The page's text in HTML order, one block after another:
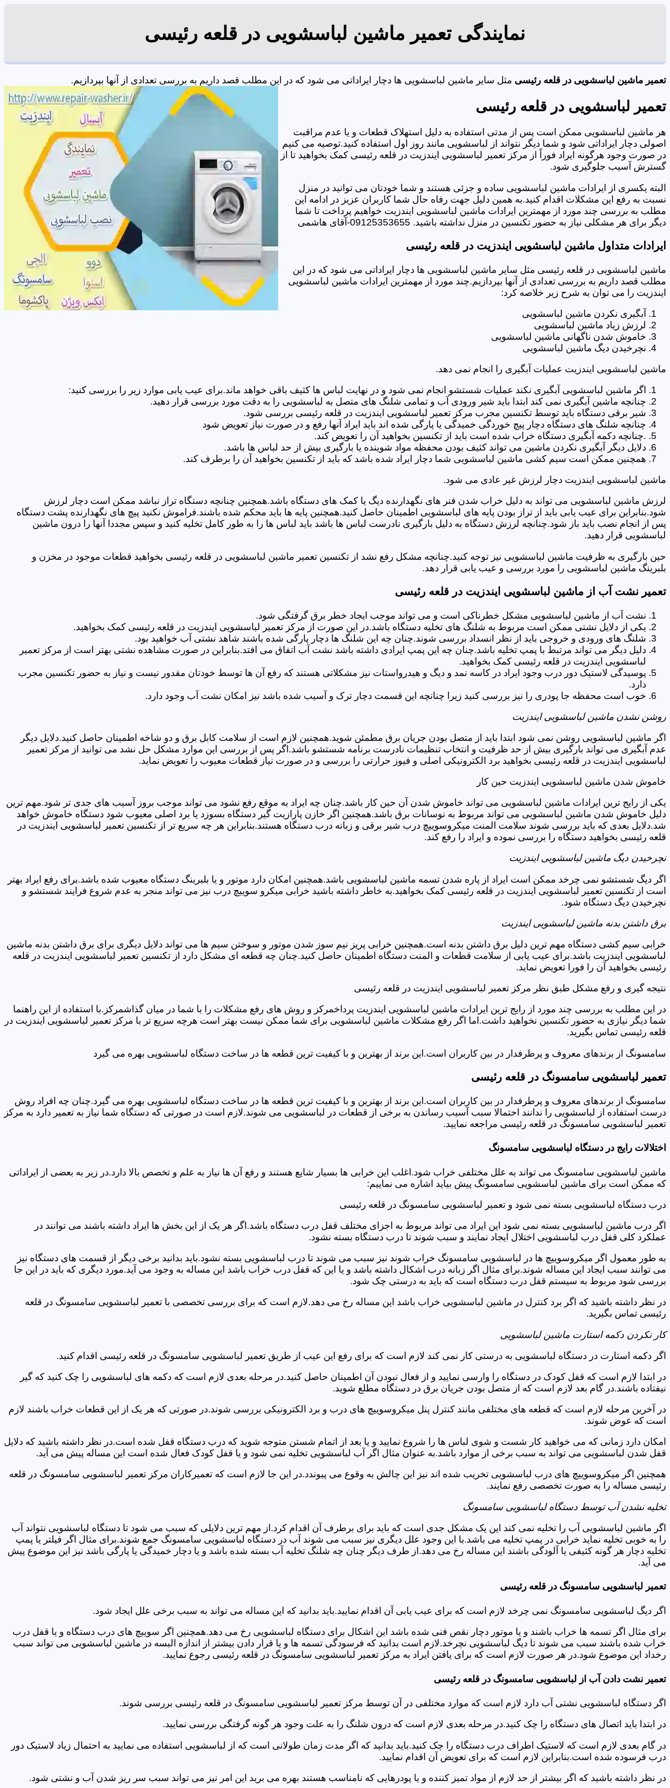
نمایندگی تعمیر ماشین لباسشویی در قلعه رئیسی
تعمیر ماشین لباسشویی در قلعه رئیسی مثل سایر ماشین لباسشویی ها دچار ایراداتی می شود که در این مطلب قصد داریم به بررسی تعدادی از آنها بپردازیم.
تعمیر لباسشویی در قلعه رئیسی
هر ماشین لباسشویی ممکن است پس از مدتی استفاده به دلیل استهلاک قطعات و یا عدم مراقبت
اصولی دچار ایراداتی شود و شما دیگر نتواند از لباسشویی مانند روز اول استفاده کنید.توصیه می کنیم
در صورت وجود هرگونه ایراد فوراً از مرکز تعمیر لباسشویی ایندزیت در قلعه رئیسی کمک بخواهید تا از
گسترش آسیب جلوگیری شود.
البته یکسری از ایرادات ماشین لباسشویی ساده و جزئی هستند و شما خودتان می توانید در منزل
نسبت به رفع این مشکلات اقدام کنید.به همین دلیل جهت رفاه حال شما کاربران عزیز در ادامه این
مطلب به بررسی چند مورد از مهمترین ایرادات ماشین لباسشویی ایندزیت خواهیم پرداخت تا شما
دیگر برای هر مشکلی نیاز به حضور تکنسین در منزل نداشته باشید. 09125353655-آقای هاشمی
ایرادات متداول ماشین لباسشویی ایندزیت در قلعه رئیسی
ماشین لباسشویی در قلعه رئیسی مثل سایر ماشین لباسشویی ها دچار ایراداتی می شود که در این
مطلب قصد داریم به بررسی تعدادی از آنها بپردازیم.چند مورد از مهمترین ایرادات ماشین لباسشویی
ایندزیت را می توان به شرح زیر خلاصه کرد:
آبگیری نکردن ماشین لباسشویی
لرزش زیاد ماشین لباسشویی
خاموش شدن ناگهانی ماشین لباسشویی
نچرخیدن دیگ ماشین لباسشویی
ماشین لباسشویی ایندزیت عملیات آبگیری را انجام نمی دهد.
اگر ماشین لباسشویی آبگیری نکند عملیات شستشو انجام نمی شود و در نهایت لباس ها کثیف باقی خواهد ماند.برای عیب یابی موارد زیر را بررسی کنید:
چنانچه ماشین آبگیری نمی کند ابتدا باید شیر ورودی آب و تمامی شلنگ های متصل به لباسشویی را به دقت مورد بررسی قرار دهید.
شیر برقی دستگاه باید توسط تکنسین مجرب مرکز تعمیر لباسشویی ایندزیت در قلعه رئیسی بررسی شود.
چنانچه شلنگ های دستگاه دچار پیچ خوردگی خمیدگی یا پارگی شده اند باید ایراد آنها رفع و در صورت نیاز تعویض شود
.چنانچه دکمه آبگیری دستگاه خراب شده است باید از تکنسین بخواهید آن را تعویض کند.
دلایل دیگر آبگیری نکردن ماشین می تواند کثیف بودن محفظه مواد شوینده یا بارگیری بیش از حد لباس ها باشد.
همچنین ممکن است سیم کشی ماشین لباسشویی شما دچار ایراد شده باشد که باید از تکنسین بخواهید آن را برطرف کند.
ماشین لباسشویی ایندزیت دچار لرزش غیر عادی می شود.
لرزش ماشین لباسشویی می تواند به دلیل خراب شدن فنر های نگهدارنده دیگ یا کمک های دستگاه باشد.همچنین چنانچه دستگاه تراز نباشد ممکن است دچار لرزش
شود.بنابراین برای عیب یابی باید از تراز بودن پایه های لباسشویی اطمینان حاصل کنید.همچنین پایه ها باید محکم شده باشند.فراموش نکنید پیچ های نگهدارنده پشت دستگاه
پس از انجام نصب باید باز شود.چنانچه لرزش دستگاه به دلیل بارگیری نادرست لباس ها باشد باید لباس ها را به طور کامل تخلیه کنید و سپس مجددا آنها را درون ماشین
لباسشویی قرار دهید.
حین بارگیری به ظرفیت ماشین لباسشویی نیز توجه کنید.چنانچه مشکل رفع نشد از تکنسین تعمیر ماشین لباسشویی در قلعه رئیسی بخواهید قطعات موجود در مخزن و
بلبرینگ ماشین لباسشویی را مورد بررسی و عیب یابی قرار دهد.
تعمیر نشت آب از ماشین لباسشویی ایندزیت در قلعه رئیسی
نشت آب از ماشین لباسشویی مشکل خطرناکی است و می تواند موجب ایجاد خطر برق گرفتگی شود.
یکی از دلایل نشتی ممکن است مربوط به شلنگ های تخلیه دستگاه باشد.در این صورت از مرکز تعمیر لباسشویی ایندزیت در قلعه رئیسی کمک بخواهید.
شلنگ های ورودی و خروجی باید از نظر انسداد بررسی شوند.چنان چه این شلنگ ها دچار پارگی شده باشند شاهد نشتی آب خواهید بود.
دلیل دیگر می تواند مرتبط با پمپ تخلیه باشد.چنان چه این پمپ ایرادی داشته باشد نشت آب اتفاق می افتد.بنابراین در صورت مشاهده نشتی بهتر است از مرکز تعمیر
لباسشویی ایندزیت در قلعه رئیسی کمک بخواهید.
پوسیدگی لاستیک دور درب وجود ایراد در کاسه نمد و دیگ و هیدرواستات نیز مشکلاتی هستند که رفع آن ها توسط خودتان مقدور نیست و نیاز به حضور تکنسین مجرب
دارد.
خوب است محفظه جا پودری را نیز بررسی کنید زیرا چنانچه این قسمت دچار ترک و آسیب شده باشد نیز امکان نشت آب وجود دارد.
روشن نشدن ماشین لباسشویی ایندزیت
اگر ماشین لباسشویی روشن نمی شود ابتدا باید از متصل بودن جریان برق مطمئن شوید.همچنین لازم است از سلامت کابل برق و دو شاخه اطمینان حاصل کنید.دلایل دیگر
عدم آبگیری می تواند بارگیری بیش از حد ظرفیت و انتخاب تنظیمات نادرست برنامه شستشو باشد.اگر پس از بررسی این موارد مشکل حل نشد می توانید از مرکز تعمیر
لباسشویی ایندزیت در قلعه رئیسی بخواهید برد الکترونیکی اصلی و فیوز حرارتی را بررسی و در صورت نیاز قطعات معیوب را تعویض نماید.
خاموش شدن ماشین لباسشویی ایندزیت حین کار
یکی از رایج ترین ایرادات ماشین لباسشویی می تواند خاموش شدن آن حین کار باشد.چنان چه ایراد به موقع رفع نشود می تواند موجب بروز آسیب های جدی تر شود.مهم ترین
دلیل خاموش شدن ماشین لباسشویی می تواند مربوط به نوسانات برق باشد.همچنین اگر خازن پارازیت گیر دستگاه بسوزد یا برد اصلی معیوب شود دستگاه خاموش خواهد
شد.دلایل بعدی که باید بررسی شوند سلامت المنت میکروسوییچ درب شیر برقی و زبانه درب دستگاه هستند.بنابراین هر چه سریع تر از تکنسین تعمیر لباسشویی ایندزیت در
قلعه رئیسی بخواهید دستگاه را بررسی نموده و ایراد را رفع کند.
نچرخیدن دیگ ماشین لباسشویی ایندزیت
اگر دیگ شستشو نمی چرخد ممکن است ایراد از پاره شدن تسمه ماشین لباسشویی باشد.همچنین امکان دارد موتور و یا بلبرینگ دستگاه معیوب شده باشد.برای رفع ایراد بهتر
است از تکنسین تعمیر لباسشویی ایندزیت در قلعه رئیسی کمک بخواهید.به خاطر داشته باشید خرابی میکرو سوییچ درب نیز می تواند منجر به عدم شروع فرایند شستشو و
نچرخیدن دیگ دستگاه شود.
برق داشتن بدنه ماشین لباسشویی ایندزیت
خرابی سیم کشی دستگاه مهم ترین دلیل برق داشتن بدنه است.همچنین خرابی پریز نیم سوز شدن موتور و سوختن سیم ها می تواند دلایل دیگری برای برق داشتن بدنه ماشین
لباسشویی ایندزیت باشد.برای عیب یابی از سلامت قطعات و المنت دستگاه اطمینان حاصل کنید.چنان چه قطعه ای مشکل دارد از تکنسین تعمیر لباسشویی ایندزیت در قلعه
رئیسی بخواهید آن را فورا تعویض نماید.
نتیجه گیری و رفع مشکل طبق نظر مرکز تعمیر لباسشویی ایندزیت در قلعه رئیسی
در این مطلب به بررسی چند مورد از رایج ترین ایرادات ماشین لباسشویی ایندزیت پرداخمرکز و روش های رفع مشکلات را با شما در میان گذاشمرکز.با استفاده از این راهنما
شما دیگر نیازی به حضور تکنسین نخواهید داشت.اما اگر رفع مشکلات ماشین لباسشویی برای شما ممکن نیست بهتر است هرچه سریع تر با مرکز تعمیر لباسشویی ایندزیت در
قلعه رئیسی تماس بگیرید.
سامسونگ از برندهای معروف و پرطرفدار در بین کاربران است.این برند از بهترین و با کیفیت ترین قطعه ها در ساخت دستگاه لباسشویی بهره می گیرد
تعمیر لباسشویی سامسونگ در قلعه رئیسی
سامسونگ از برندهای معروف و پرطرفدار در بین کاربران است.این برند از بهترین و با کیفیت ترین قطعه ها در ساخت دستگاه لباسشویی بهره می گیرد.چنان چه افراد روش
درست استفاده از لباسشویی را ندانند احتمالا سبب آسیب رساندن به برخی از قطعات در لباسشویی می شوند.لازم است در صورتی که دستگاه شما نیاز به تعمیر دارد به مرکز
تعمیر لباسشویی سامسونگ در قلعه رئیسی مراجعه نمایید.
اختلالات رایج در دستگاه لباسشویی سامسونگ
ماشین لباسشویی سامسونگ می تواند به علل مختلفی خراب شود.اغلب این خرابی ها بسیار شایع هستند و رفع آن ها نیاز به علم و تخصص بالا دارد.در زیر به بعضی از ایراداتی
که ممکن است برای ماشین لباسشویی سامسونگ پیش بیاید اشاره می نماییم:
درب دستگاه لباسشویی بسته نمی شود و تعمیر لباسشویی سامسونگ در قلعه رئیسی
اگر درب ماشین لباسشویی بسته نمی شود این ایراد می تواند مربوط به اجزای مختلف قفل درب دستگاه باشد.اگر هر یک از این بخش ها ایراد داشته باشند می توانند در
عملکرد کلی قفل درب لباسشویی اختلال ایجاد نمایند و سبب شوند تا درب دستگاه بسته نشود.
به طور معمول اگر میکروسوییچ ها در لباسشویی سامسونگ خراب شوند نیز سبب می شوند تا درب لباسشویی بسته نشود.باید بدانید برخی دیگر از قسمت های دستگاه نیز
می توانند سبب ایجاد این مساله شوند.برای مثال اگر زبانه درب اشکال داشته باشد و یا این که قفل درب خراب باشد این مساله به وجود می آید.مورد دیگری که باید در این جا
بررسی شود مربوط به سیستم قفل درب دستگاه است که باید به درستی چک شود.
در نظر داشته باشید که اگر برد کنترل در ماشین لباسشویی خراب باشد این مساله رخ می دهد.لازم است که برای بررسی تخصصی با تعمیر لباسشویی سامسونگ در قلعه
رئیسی تماس بگیرید.
کار نکردن دکمه استارت ماشین لباسشویی
اگر دکمه استارت در دستگاه لباسشویی به درستی کار نمی کند لازم است که برای رفع این عیب از طریق تعمیر لباسشویی سامسونگ در قلعه رئیسی اقدام کنید.
در ابتدا لازم است که قفل کودک در دستگاه را وارسی نمایید و از فعال نبودن آن اطمینان حاصل کنید.در مرحله بعدی لازم است که دکمه های لباسشویی را چک کنید که گیر
نیفتاده باشند.در گام بعد لازم است که از متصل بودن جریان برق در دستگاه مطلع شوید.
در آخرین مرحله لازم است که قطعه های مختلفی مانند کنترل پنل میکروسوییچ های درب و برد الکترونیکی بررسی شوند.در صورتی که هر یک از این قطعات خراب باشند لازم
است که عوض شوند.
امکان دارد زمانی که می خواهید کار شست و شوی لباس ها را شروع نمایید و یا بعد از اتمام شستن متوجه شوید که درب دستگاه قفل شده است.در نظر داشته باشید که دلایل
قفل شدن لباسشویی می تواند به سبب برخی از موارد باشد.به عنوان مثال اگر آب لباسشویی تخلیه نمی شود و یا قفل کودک فعال شده است این مساله پیش می آید.
همچنین اگر میکروسوییچ های درب لباسشویی تخریب شده اند نیز این چالش به وقوع می پیوندد.در این جا لازم است که تعمیرکاران مرکز تعمیر لباسشویی سامسونگ در قلعه
رئیسی مساله را به صورت تخصصی رفع نمایند.
تخلیه نشدن آب توسط دستگاه لباسشویی سامسونگ
اگر ماشین لباسشویی آب را تخلیه نمی کند این یک مشکل جدی است که باید برای برطرف آن اقدام کرد.از مهم ترین دلایلی که سبب می شود تا دستگاه لباسشویی نتواند آب
را به خوبی تخلیه نماید خرابی در پمپ تخلیه می باشد.با این وجود علل دیگری نیز سبب می شوند آب در دستگاه لباسشویی سامسونگ جمع شوند.برای مثال اگر فیلتر یا پمپ
تخلیه دچار هر گونه کثیفی یا آلودگی باشند این مساله رخ می دهد.از طرف دیگر چنان چه شلنگ تخلیه آب بسته شده باشد و یا دچار خمیدگی یا پارگی باشد نیز این موضوع پیش
می آید.
تعمیر لباسشویی سامسونگ در قلعه رئیسی
اگر دیگ لباسشویی سامسونگ نمی چرخد لازم است که برای عیب یابی آن اقدام نمایید.باید بدانید که این مساله می تواند به سبب برخی علل ایجاد شود.
برای مثال اگر تسمه ها خراب باشند و یا موتور دچار نقص فنی شده باشد این اشکال برای دستگاه لباسشویی رخ می دهد.همچنین اگر سوییچ های درب دستگاه و یا قفل درب
خراب شده باشند سبب می شوند تا دیگ لباسشویی نچرخد.لازم است بدانید که فرسودگی تسمه ها و یا قرار دادن بیشتر از اندازه البسه در ماشین لباسشویی می تواند سبب
رخداد این موضوع شود.در هر صورت لازم است که برای یافتن ایراد به مرکز تعمیر لباسشویی سامسونگ در قلعه رئیسی رجوع نمایید.
تعمیر نشت دادن آب از لباسشویی سامسونگ در قلعه رئیسی
اگر دستگاه لباسشویی نشتی آب دارد لازم است که موارد مختلفی در آن توسط مرکز تعمیر لباسشویی سامسونگ در قلعه رئیسی بررسی شوند.
در ابتدا باید اتصال های دستگاه را چک کنید.در مرحله بعدی لازم است که درون شلنگ را به علت وجود هر گونه گرفتگی بررسی نمایید.
در گام بعدی لازم است که لاستیک اطراف درب دستگاه را چک کنید.باید بدانید که اگر مدت زمان طولانی است که از لباسشویی استفاده می نمایید به احتمال زیاد لاستیک دور
درب فرسوده شده است.بنابراین لازم است که برای تعویض آن اقدام نمایید.
در نظر داشته باشید که اگر بیشتر از حد لازم از مواد تمیز کننده و یا پودرهایی که نامناسب هستند بهره می برید این امر نیز می تواند سبب سر ریز شدن آب و نشتی شود.